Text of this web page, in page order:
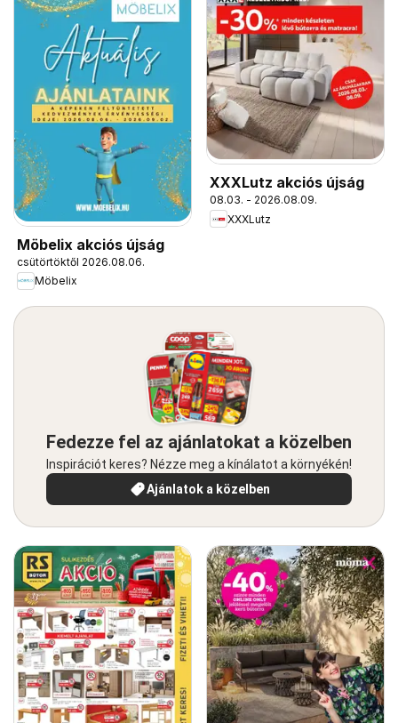
Möbelix akciós újság
csütörtöktől 2026.08.06.
Möbelix
XXXLutz akciós újság
08.03. - 2026.08.09.
XXXLutz
Fedezze fel az ajánlatokat a közelben
Inspirációt keres? Nézze meg a kínálatot a környékén!
Ajánlatok a közelben